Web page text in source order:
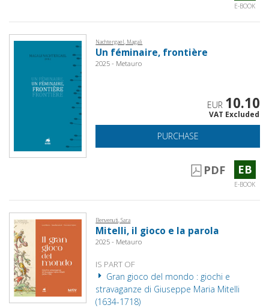
E-BOOK
Nachtergael, Magali
Un féminaire, frontière
2025 - Metauro
EUR 10.10
VAT Excluded
PURCHASE
PDF EB
E-BOOK
Benvenuti, Sara
Mitelli, il gioco e la parola
2025 - Metauro
IS PART OF
Gran gioco del mondo : giochi e
stravaganze di Giuseppe Maria Mitelli
(1634-1718)